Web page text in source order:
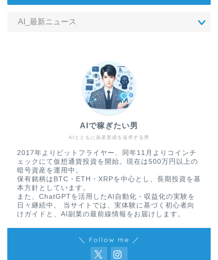
AIとともに資産形成を追求する男
AIで稼ぎたい男
2017年よりビットフライヤー、同年11月よりコインチ
ェックにて仮想通貨投資を開始。現在は500万円以上の
暗号資産を運用中。
保有銘柄はBTC・ETH・XRPを中心とし、長期投資を基
本方針としています。
また、ChatGPTを活用したAI自動化・収益化の実験を
日々継続中。 当サイトでは、実体験に基づく初心者向
けガイドと、AI副業の最前線情報をお届けします。
＼ Follow me ／